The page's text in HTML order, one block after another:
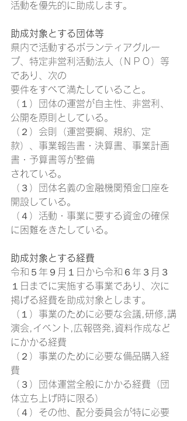
活動を優先的に助成します。
助成対象とする団体等
県内で活動するボランティアグルー
プ、特定非営利活動法人（ＮＰＯ）等
であり、次の
要件をすべて満たしていること。
（１）団体の運営が自主性、非営利、
公開を原則としている。
（２）会則（運営要綱、規約、定
款）、事業報告書・決算書、事業計画
書・予算書等が整備
されている。
（３）団体名義の金融機関預金口座を
開設している。
（４）活動・事業に要する資金の確保
に困難をきたしている。
助成対象とする経費
令和５年９月１日から令和６年３月３
１日までに実施する事業であり、次に
掲げる経費を助成対象とします。
（１）事業のために必要な会議,研修,講
演会,イベント,広報啓発,資料作成など
にかかる経費
（２）事業のために必要な備品購入経
費
（３）団体運営全般にかかる経費（団
体立ち上げ時に限る）
（４）その他、配分委員会が特に必要